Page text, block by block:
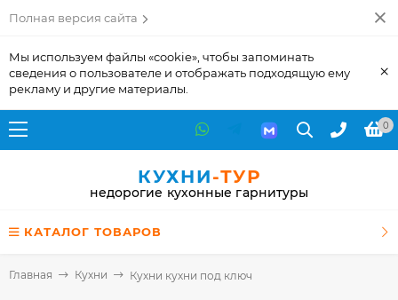
Полная версия сайта
Мы используем файлы «cookie», чтобы запоминать
сведения о пользователе и отображать подходящую ему
рекламу и другие материалы.
×
0
КУХНИ-ТУР
недорогие кухонные гарнитуры
КАТАЛОГ ТОВАРОВ
Главная Кухни Кухни кухни под ключ